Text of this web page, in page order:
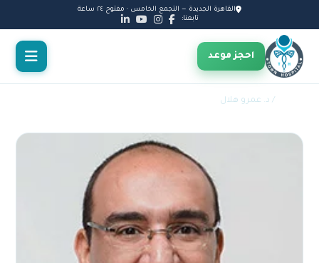
القاهرة الجديدة — التجمع الخامس · مفتوح ٢٤ ساعة
تابعنا:
احجز موعد
/ د. عمرو هلال